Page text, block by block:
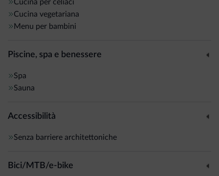
Cucina per celiaci
Cucina vegetariana
Menu per bambini
Piscine, spa e benessere
Spa
Sauna
Accessibilità
Senza barriere architettoniche
Bici/MTB/e-bike